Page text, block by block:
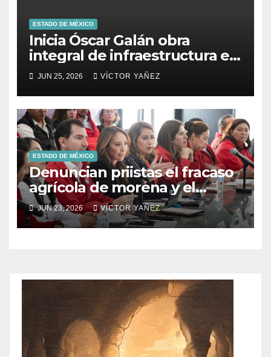
ESTADO DE MÉXICO
Inicia Óscar Galán obra
integral de infraestructura en
Prolongación León Guzmán
JUN 25, 2026 VÍCTOR YAÑEZ
ESTADO DE MÉXICO
Denuncian priistas el fracaso
agrícola de morena y el
abandono al campo
mexicano
JUN 23, 2026 VÍCTOR YAÑEZ